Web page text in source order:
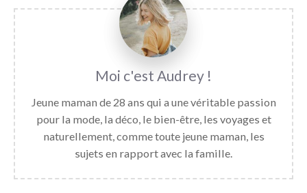
Audrey
Jeune maman de 28 ans qui a une véritable passion
pour la mode, la déco, le bien-être, les voyages et
naturellement, comme toute jeune maman, les
sujets en rapport avec la famille.